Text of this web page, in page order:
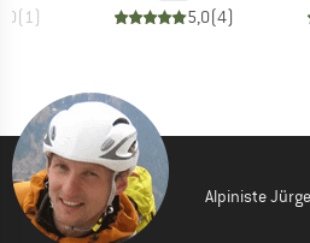
( 1) 5,0(4)
Alpiniste